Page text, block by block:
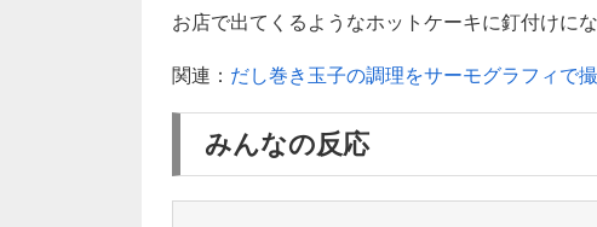
お店で出てくるようなホットケーキに釘付けに
関連： だし巻き玉子の調理をサーモグラフィで
みんなの反応